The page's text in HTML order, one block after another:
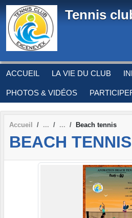
Tennis
ACCUEIL LA VIE DU CLUB
PHOTOS & VIDÉOS
Accueil Beach tennis
BEACH TENNIS
Panneau de gestion des cookies